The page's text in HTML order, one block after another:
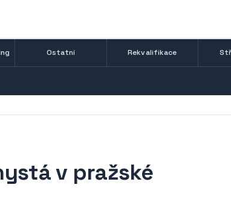
Ostatní Rekvalifikace
v pražské